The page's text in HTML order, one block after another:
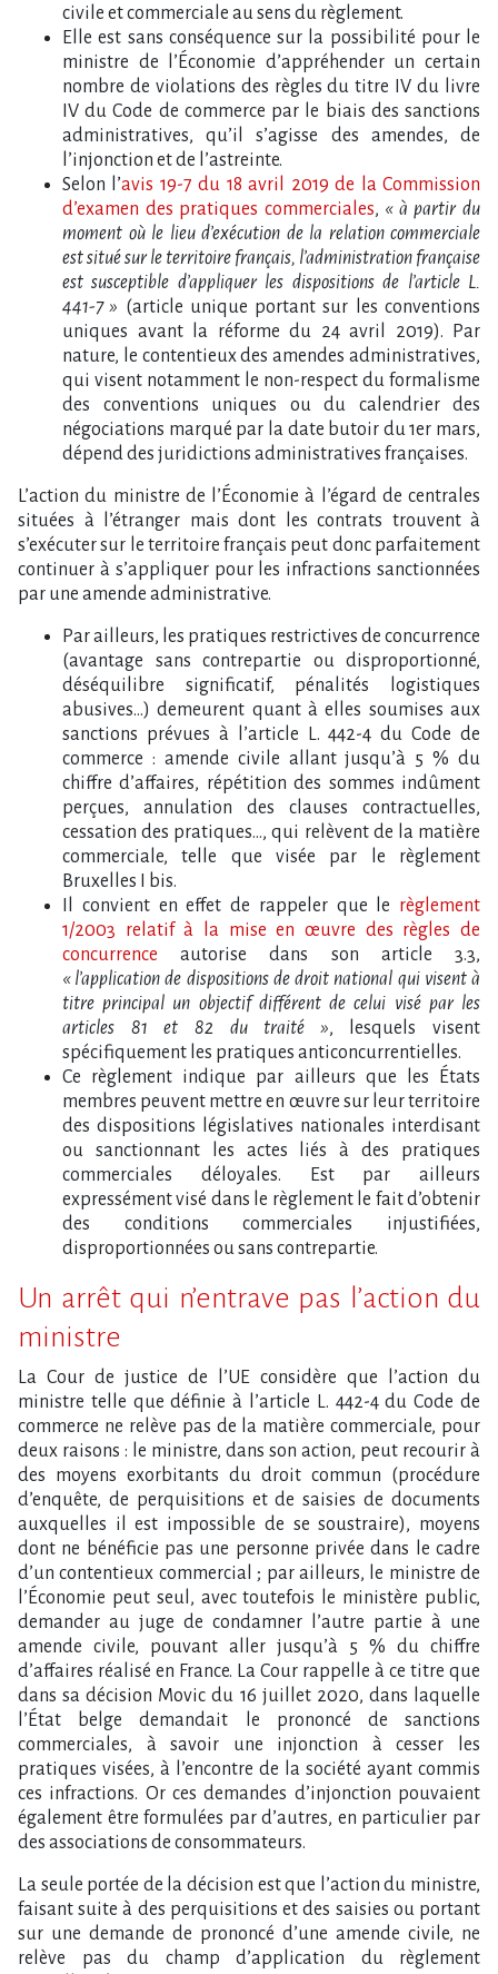
civile et commerciale au sens du règlement.
Elle est sans conséquence sur la possibilité pour le
ministre de l’Économie d’appréhender un certain
nombre de violations des règles du titre IV du livre
IV du Code de commerce par le biais des sanctions
administratives, qu’il s’agisse des amendes, de
l’injonction et de l’astreinte.
Selon l’avis 19-7 du 18 avril 2019 de la Commission
d’examen des pratiques commerciales, « à partir du
moment où le lieu d’exécution de la relation commerciale
est situé sur le territoire français, l’administration française
est susceptible d’appliquer les dispositions de l’article L.
441-7 » (article unique portant sur les conventions
uniques avant la réforme du 24 avril 2019). Par
nature, le contentieux des amendes administratives,
qui visent notamment le non-respect du formalisme
des conventions uniques ou du calendrier des
négociations marqué par la date butoir du 1er mars,
dépend des juridictions administratives françaises.
L’action du ministre de l’Économie à l’égard de centrales
situées à l’étranger mais dont les contrats trouvent à
s’exécuter sur le territoire français peut donc parfaitement
continuer à s’appliquer pour les infractions sanctionnées
par une amende administrative.
Par ailleurs, les pratiques restrictives de concurrence
(avantage sans contrepartie ou disproportionné,
déséquilibre significatif, pénalités logistiques
abusives…) demeurent quant à elles soumises aux
sanctions prévues à l’article L. 442-4 du Code de
commerce : amende civile allant jusqu’à 5 % du
chiffre d’affaires, répétition des sommes indûment
perçues, annulation des clauses contractuelles,
cessation des pratiques…, qui relèvent de la matière
commerciale, telle que visée par le règlement
Bruxelles I bis.
Il convient en effet de rappeler que le règlement
1/2003 relatif à la mise en œuvre des règles de
concurrence autorise dans son article 3.3,
« l’application de dispositions de droit national qui visent à
titre principal un objectif différent de celui visé par les
articles 81 et 82 du traité », lesquels visent
spécifiquement les pratiques anticoncurrentielles.
Ce règlement indique par ailleurs que les États
membres peuvent mettre en œuvre sur leur territoire
des dispositions législatives nationales interdisant
ou sanctionnant les actes liés à des pratiques
commerciales déloyales. Est par ailleurs
expressément visé dans le règlement le fait d’obtenir
des conditions commerciales injustifiées,
disproportionnées ou sans contrepartie.
Un arrêt qui n’entrave pas l’action du
ministre
La Cour de justice de l’UE considère que l’action du
ministre telle que définie à l’article L. 442-4 du Code de
commerce ne relève pas de la matière commerciale, pour
deux raisons : le ministre, dans son action, peut recourir à
des moyens exorbitants du droit commun (procédure
d’enquête, de perquisitions et de saisies de documents
auxquelles il est impossible de se soustraire), moyens
dont ne bénéficie pas une personne privée dans le cadre
d’un contentieux commercial ; par ailleurs, le ministre de
l’Économie peut seul, avec toutefois le ministère public,
demander au juge de condamner l’autre partie à une
amende civile, pouvant aller jusqu’à 5 % du chiffre
d’affaires réalisé en France. La Cour rappelle à ce titre que
dans sa décision Movic du 16 juillet 2020, dans laquelle
l’État belge demandait le prononcé de sanctions
commerciales, à savoir une injonction à cesser les
pratiques visées, à l’encontre de la société ayant commis
ces infractions. Or ces demandes d’injonction pouvaient
également être formulées par d’autres, en particulier par
des associations de consommateurs.
La seule portée de la décision est que l’action du ministre,
faisant suite à des perquisitions et des saisies ou portant
sur une demande de prononcé d’une amende civile, ne
relève pas du champ d’application du règlement